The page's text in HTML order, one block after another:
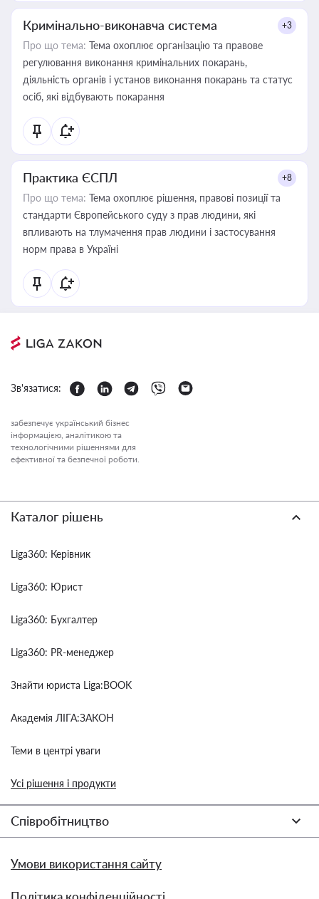
Кримінально-виконавча система +3
Про що тема: Тема охоплює організацію та правове
регулювання виконання кримінальних покарань,
діяльність органів і установ виконання покарань та статус
осіб, які відбувають покарання
Практика ЄСПЛ +8
Про що тема: Тема охоплює рішення, правові позиції та
стандарти Європейського суду з прав людини, які
впливають на тлумачення прав людини і застосування
норм права в Україні
Зв'язатися:
забезпечує український бізнес
інформацією, аналітикою та
технологічними рішеннями для
ефективної та безпечної роботи.
Каталог рішень
Liga360: Керівник
Liga360: Юрист
Liga360: Бухгалтер
Liga360: PR-менеджер
Знайти юриста Liga:BOOK
Академія ЛІГА:ЗАКОН
Теми в центрі уваги
Усі рішення і продукти
Співробітництво
Умови використання сайту